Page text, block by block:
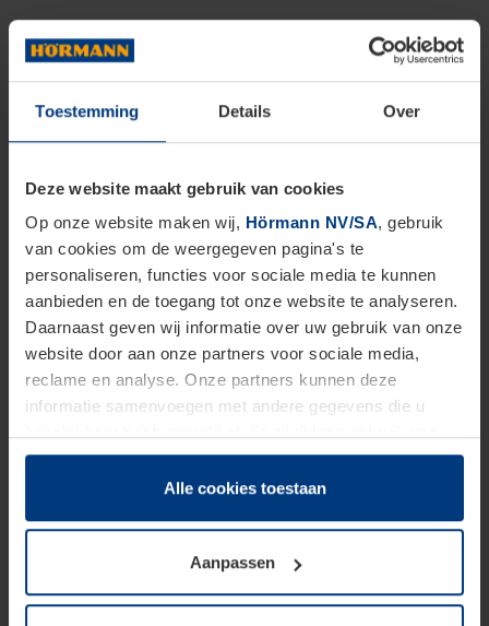
Toestemming Details Over
Deze website maakt gebruik van cookies
Op onze website maken wij, Hörmann NV/SA, gebruik
van cookies om de weergegeven pagina's te
personaliseren, functies voor sociale media te kunnen
aanbieden en de toegang tot onze website te analyseren.
Daarnaast geven wij informatie over uw gebruik van onze
website door aan onze partners voor sociale media,
reclame en analyse. Onze partners kunnen deze
informatie samenvoegen met andere gegevens die u
hun diensten hebben verzameld.
Juridisch hebben wij het recht om cookies op uw
van deze pagina's absoluut vereist is. Voor alle andere
soorten cookies is uw toestemming benodigd. Uw
toestemming kunt u op elk moment bij de uitleg van de
Alle cookies toestaan
Aanpassen